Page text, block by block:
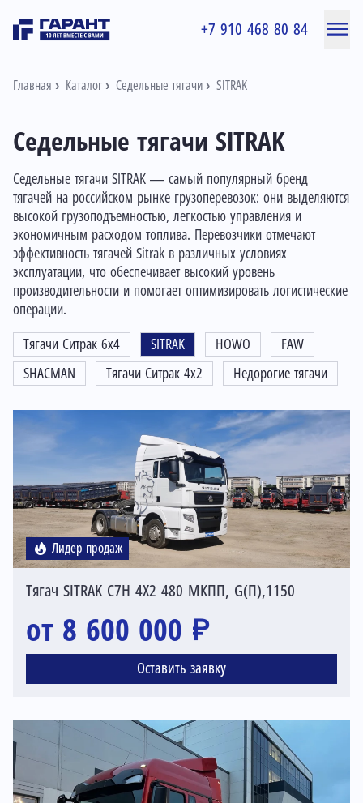
+7 910 468 80 84
Главная Каталог Седельные тягачи SITRAK
Седельные тягачи SITRAK
Седельные тягачи SITRAK — самый популярный бренд
тягачей на российском рынке грузоперевозок: они выделяются
высокой грузоподъемностью, легкостью управления и
экономичным расходом топлива. Перевозчики отмечают
эффективность тягачей Sitrak в различных условиях
эксплуатации, что обеспечивает высокий уровень
производительности и помогает оптимизировать логистические
операции.
Тягачи Ситрак 6x4 SITRAK HOWO
FAW
SHACMAN
Тягачи Ситрак 4x2 Недорогие тягачи
Лидер продаж
Тягач SITRAK C7H 4X2 480 МКПП, G(П),1150
от 8 600 000 ₽
Оставить заявку